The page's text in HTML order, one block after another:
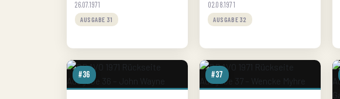
26.07.1971
AUSGABE 31
02.08.1971
AUSGABE 32
#36 #37